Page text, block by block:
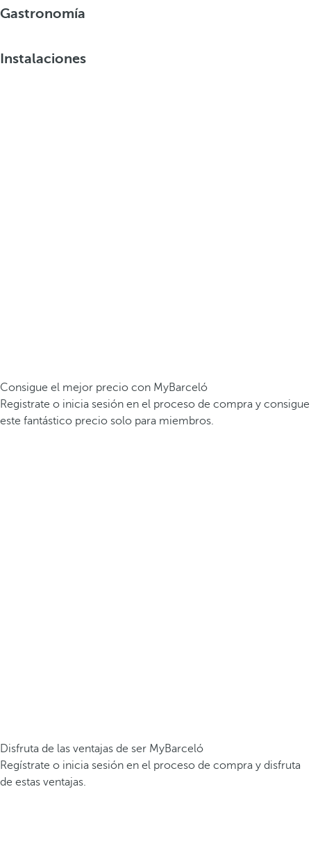
Gastronomía
Instalaciones
Consigue el mejor precio con MyBarceló
Registrate o inicia sesión en el proceso de compra y consigue
este fantástico precio solo para miembros.
Disfruta de las ventajas de ser MyBarceló
Regístrate o inicia sesión en el proceso de compra y disfruta
de estas ventajas.